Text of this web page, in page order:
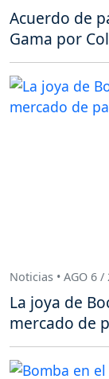
Acuerdo de
Gama por
Noticias • AGO 6 /
La joya de
mercado de